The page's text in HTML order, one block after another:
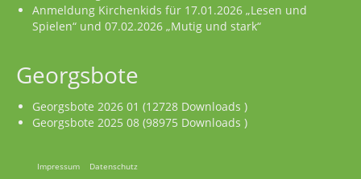
Anmeldung Kirchenkids für 17.01.2026 „Lesen und
Spielen“ und 07.02.2026 „Mutig und stark“
Georgsbote
Georgsbote 2026 01 (12728 Downloads )
Georgsbote 2025 08 (98975 Downloads )
Impressum
Datenschutz